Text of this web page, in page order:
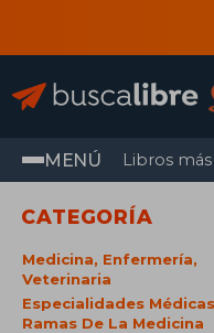
MENÚ Libros
CATEGORÍA
Medicina, Enfermería,
Veterinaria
Especialidades
Ramas De La Medicina